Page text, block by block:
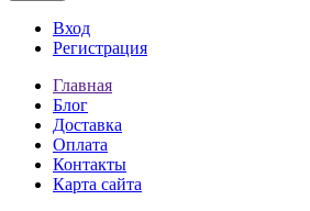
Вход
Регистрация
Главная
Блог
Доставка
Оплата
Контакты
Карта сайта